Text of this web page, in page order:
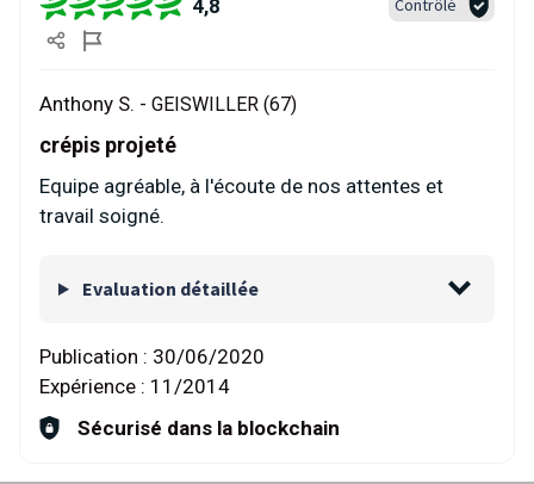
4,8 Contrôlé
Anthony S. - GEISWILLER (67)
crépis projeté
Equipe agréable, à l'écoute de nos attentes et
travail soigné.
Evaluation détaillée
Publication : 30/06/2020
Expérience : 11/2014
Sécurisé dans la blockchain